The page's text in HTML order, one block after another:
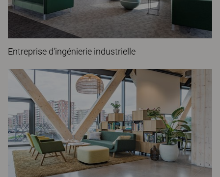
Entreprise d'ingénierie industrielle